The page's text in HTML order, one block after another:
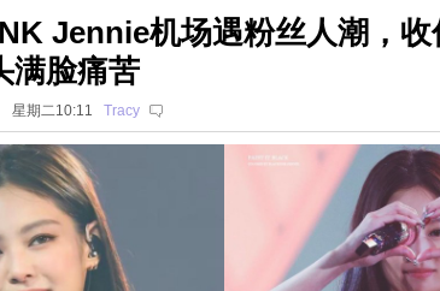
Jennie机场遇粉丝人潮，收
满脸痛苦
星期二10:11 Tracy